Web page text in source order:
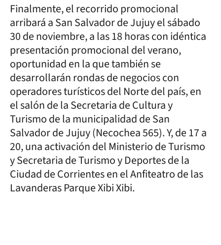
Finalmente, el recorrido promocional
arribará a San Salvador de Jujuy el sábado
30 de noviembre, a las 18 horas con idéntica
presentación promocional del verano,
oportunidad en la que también se
desarrollarán rondas de negocios con
operadores turísticos del Norte del país, en
el salón de la Secretaria de Cultura y
Turismo de la municipalidad de San
Salvador de Jujuy (Necochea 565). Y, de 17 a
20, una activación del Ministerio de Turismo
y Secretaria de Turismo y Deportes de la
Ciudad de Corrientes en el Anfiteatro de las
Lavanderas Parque Xibi Xibi.